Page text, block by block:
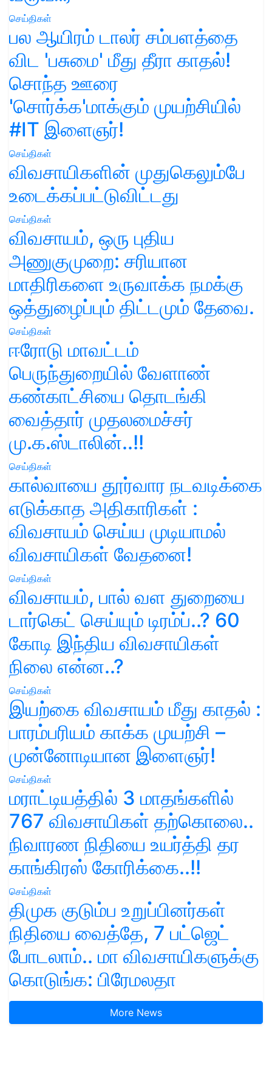
செய்திகள்
பல ஆயிரம் டாலர் சம்பளத்தை
விட 'பசுமை' மீது தீரா காதல்!
சொந்த ஊரை
'சொர்க்க'மாக்கும் முயற்சியில்
#IT இளைஞர்!
செய்திகள்
விவசாயிகளின் முதுகெலும்பே
உடைக்கப்பட்டுவிட்டது
செய்திகள்
விவசாயம், ஒரு புதிய
அணுகுமுறை: சரியான
மாதிரிகளை உருவாக்க நமக்கு
ஒத்துழைப்பும் திட்டமும் தேவை.
செய்திகள்
ஈரோடு மாவட்டம்
பெருந்துறையில் வேளாண்
கண்காட்சியை தொடங்கி
வைத்தார் முதலமைச்சர்
மு.க.ஸ்டாலின்..!!
செய்திகள்
கால்வாயை தூர்வார நடவடிக்கை
எடுக்காத அதிகாரிகள் :
விவசாயம் செய்ய முடியாமல்
விவசாயிகள் வேதனை!
செய்திகள்
விவசாயம், பால் வள துறையை
டார்கெட் செய்யும் டிரம்ப்..? 60
கோடி இந்திய விவசாயிகள்
நிலை என்ன..?
செய்திகள்
இயற்கை விவசாயம் மீது காதல் :
பாரம்பரியம் காக்க முயற்சி –
முன்னோடியான இளைஞர்!
செய்திகள்
மராட்டியத்தில் 3 மாதங்களில்
767 விவசாயிகள் தற்கொலை..
நிவாரண நிதியை உயர்த்தி தர
காங்கிரஸ் கோரிக்கை..!!
செய்திகள்
திமுக குடும்ப உறுப்பினர்கள்
நிதியை வைத்தே, 7 பட்ஜெட்
போடலாம்.. மா விவசாயிகளுக்கு
கொடுங்க: பிரேமலதா
More News